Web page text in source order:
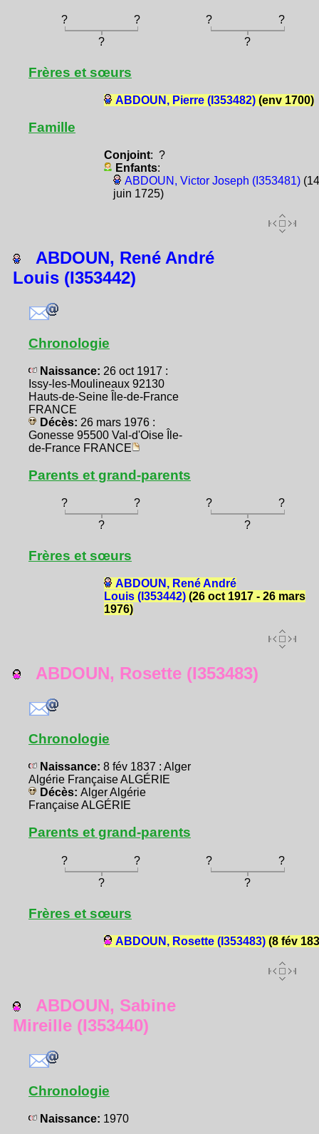
? ? ?
?
?
?
Frères et sœurs
ABDOUN, Pierre (I353482)(env 1700)
Famille
Conjoint: ?
Enfants:
ABDOUN, Victor Joseph (I353481)(14
juin 1725)
ABDOUN, René André
Louis (I353442)
Chronologie
Naissance: 26 oct 1917 :
Issy-les-Moulineaux 92130
Hauts-de-Seine Île-de-France
FRANCE
Décès: 26 mars 1976 :
Gonesse 95500 Val-d'Oise Île-
de-France FRANCE
Parents et grand-parents
? ? ?
?
?
?
Frères et sœurs
ABDOUN, René André
Louis (I353442)(26 oct 1917 - 26 mars
1976)
ABDOUN, Rosette (I353483)
Chronologie
Naissance: 8 fév 1837 : Alger
Algérie Française ALGÉRIE
Décès: Alger Algérie
Française ALGÉRIE
Parents et grand-parents
? ? ?
?
?
?
Frères et sœurs
ABDOUN, Rosette (I353483)(8 fév
ABDOUN, Sabine
Mireille (I353440)
Chronologie
Naissance: 1970